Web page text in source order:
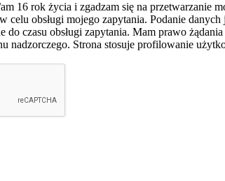
16 rok życia i zgadzam się na
celu obsługi mojego zapytania. Podanie
do czasu obsługi zapytania. Mam prawo
nadzorczego. Strona stosuje profilowanie